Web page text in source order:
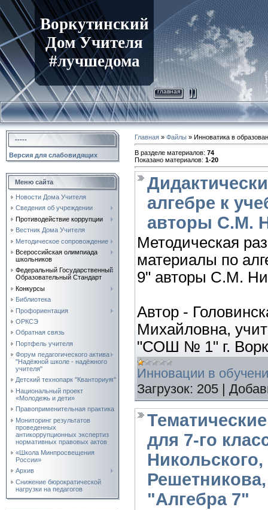
Воркутинский
Дом Учителя
#лучшедома
главная
-----
Версия для слабовидящих
Меню сайта
Новости Дома Учителя
Сведения об учреждении
Противодействие коррупции
Вестник Дома Учителя
Методическое сопровождение
Всероссийская олимпиада
школьников
Федеральный Государственный
Образовательный Стандарт
Конкурсы
Библиотека
Профориентация
ОРКСЭ
Обратная связь
Портфель учителя
Форум педагогического актива
"Надёжной школе - надёжного
учителя"
Детский технопарк "Кванториум"
Национальный проект
«Молодежь и дети»
Правоприменительная практика
Мониторинг результатов
проведенных
антикоррупционных экспертиз
нормативных правовых актов
«Школа Минпросвещения
России»
Архив
Снижение бюрократической
нагрузки на педагогов
Главная » Файлы » Инноватика в
В разделе материалов: 74
Показано материалов: 1-20
алгебре к
авторы С.М.
Методическая
материалы по
9" авторы С.М.
Автор -
Михайловна,
"СОШ № 1" г.
Инновации в
Загрузок: 205
для 7-го
"Алгебра 7"